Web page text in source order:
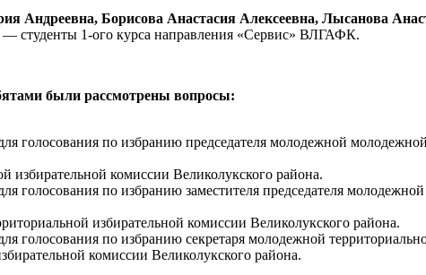
Андреевна, Борисова Анастасия Алексеевна, Лысанова
— студенты 1-ого курса направления «Сервис» ВЛГАФК.
были рассмотрены вопросы:
голосования по избранию председателя молодежной
избирательной комиссии Великолукского района.
голосования по избранию заместителя председателя
избирательной комиссии Великолукского района.
голосования по избранию секретаря молодежной
комиссии Великолукского района.